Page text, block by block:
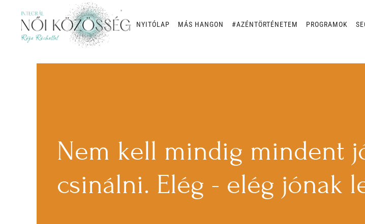
Skip to main content NYITÓLAP MÁS HANGON #AZÉNTÖRTÉNETEM PROGRAMOK
Nem kell mindig mindent
csinálni. Elég - elég jónak